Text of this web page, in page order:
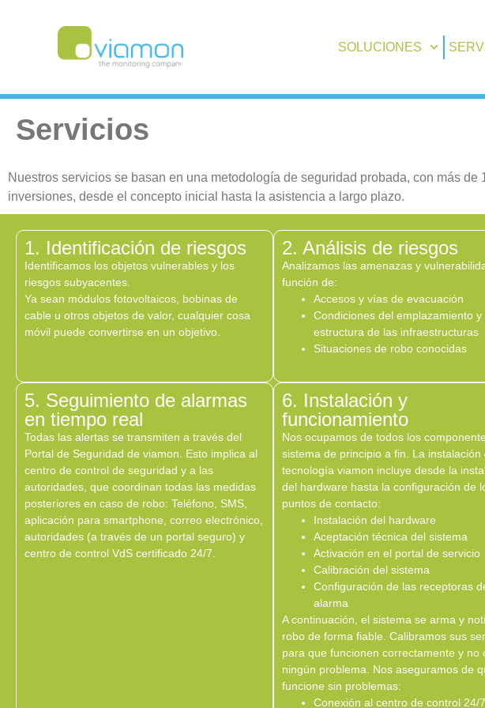
SOLUCIONES
Servicios
Nuestros servicios se basan en una metodología de seguridad probada, con más
inversiones, desde el concepto inicial hasta la asistencia a largo plazo.
1. Identificación de riesgos
Identificamos los objetos vulnerables y los
riesgos subyacentes.
Ya sean módulos fotovoltaicos, bobinas de
cable u otros objetos de valor, cualquier cosa
móvil puede convertirse en un objetivo.
2. Análisis de riesgos
Analizamos las amenazas y
función de:
Accesos y vías de evacuación
Condiciones del emplazamiento y
estructura de las infraestructuras
Situaciones de robo conocidas
5. Seguimiento de alarmas
en tiempo real
Todas las alertas se transmiten a través del
Portal de Seguridad de viamon. Esto implica al
centro de control de seguridad y a las
autoridades, que coordinan todas las medidas
posteriores en caso de robo: Teléfono, SMS,
aplicación para smartphone, correo electrónico,
autoridades (a través de un portal seguro) y
centro de control VdS certificado 24/7.
6. Instalación y
funcionamiento
Nos ocupamos de todos los
sistema de principio a fin. La instalación
tecnología viamon incluye desde la
del hardware hasta la configuración de
puntos de contacto:
Instalación del hardware
Aceptación técnica del sistema
Activación en el portal de servicio
Calibración del sistema
Configuración de las receptoras
alarma
A continuación, el sistema se arma y
robo de forma fiable. Calibramos sus
para que funcionen correctamente y no
ningún problema. Nos aseguramos de
funcione sin problemas:
Conexión al centro de control 24/7